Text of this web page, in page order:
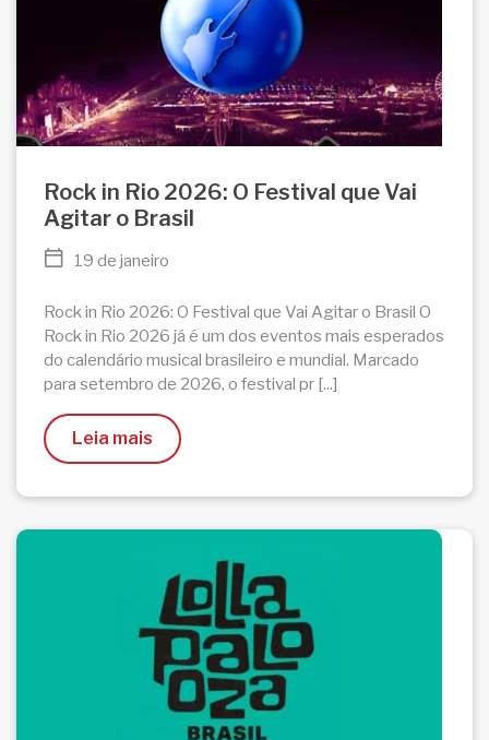
Rock in Rio 2026: O Festival que Vai
Agitar o Brasil
19 de janeiro
Rock in Rio 2026: O Festival que Vai Agitar o Brasil O
Rock in Rio 2026 já é um dos eventos mais esperados
do calendário musical brasileiro e mundial. Marcado
para setembro de 2026, o festival pr [...]
Leia mais